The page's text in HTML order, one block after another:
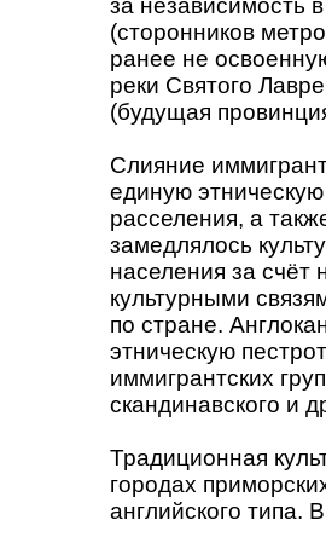
за независимость
(сторонников
ранее не
реки Святого
(будущая
Слияние
единую
расселения, а
замедлялось
населения за
культурными
по стране.
этническую
иммигрантских
скандинавского и
Традиционная
городах
английского типа.